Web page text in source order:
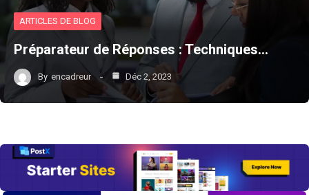
ARTICLES DE BLOG
Préparateur de Réponses : Techniques…
By encadreur Déc 2, 2023